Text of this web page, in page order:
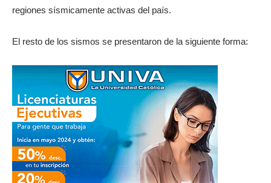
regiones sísmicamente activas del país.
El resto de los sismos se presentaron de la siguiente forma: